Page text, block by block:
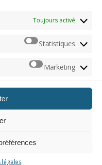
Toujours activé
Statistiques
Marketing
du jeu vidéo. Toute
autorisation préalable